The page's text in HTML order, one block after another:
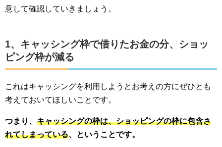
意して確認していきましょう。
1、キャッシング枠で借りたお金の分、ショッ
ピング枠が減る
これはキャッシングを利用しようとお考えの方にぜひとも
考えておいてほしいことです。
つまり、 キャッシングの枠は、ショッピングの枠に包含さ
れてしまっている、ということです。